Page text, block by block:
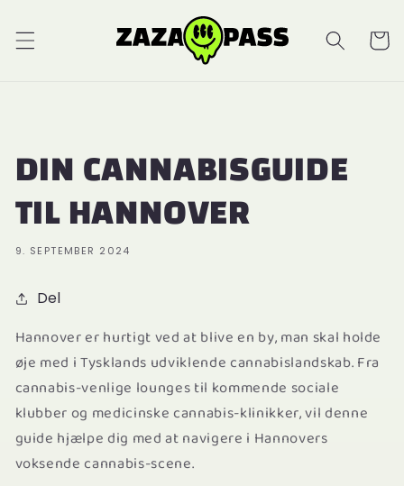
DIN CANNABISGUIDE
TIL HANNOVER
9. SEPTEMBER 2024
Del
Hannover er hurtigt ved at blive en by, man skal holde
øje med i Tysklands udviklende cannabislandskab. Fra
cannabis-venlige lounges til kommende sociale
klubber og medicinske cannabis-klinikker, vil denne
guide hjælpe dig med at navigere i Hannovers
voksende cannabis-scene.